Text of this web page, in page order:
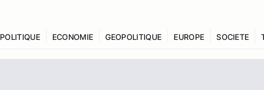
POLITIQUE ECONOMIE GEOPOLITIQUE EUROPE SOCIETE